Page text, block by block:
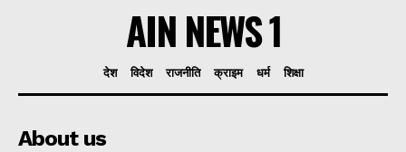
AIN NEWS 1
देश विदेश राजनीति क्राइम धर्म शिक्षा
About us